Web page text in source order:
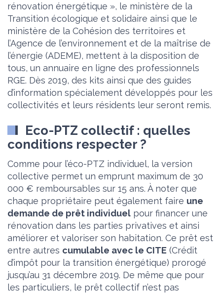
rénovation énergétique », le ministère de la
Transition écologique et solidaire ainsi que le
ministère de la Cohésion des territoires et
l’Agence de l’environnement et de la maîtrise de
l’énergie (ADEME), mettent à la disposition de
tous, un annuaire en ligne des professionnels
RGE. Dès 2019, des kits ainsi que des guides
d’information spécialement développés pour les
collectivités et leurs résidents leur seront remis.
Eco-PTZ collectif : quelles
conditions respecter ?
Comme pour l’éco-PTZ individuel, la version
collective permet un emprunt maximum de 30
000 € remboursables sur 15 ans. À noter que
chaque propriétaire peut également faire une
demande de prêt individuel pour financer une
rénovation dans les parties privatives et ainsi
améliorer et valoriser son habitation. Ce prêt est
entre autres cumulable avec le CITE (Crédit
d’impôt pour la transition énergétique) prorogé
jusqu’au 31 décembre 2019. De même que pour
les particuliers, le prêt collectif n’est pas